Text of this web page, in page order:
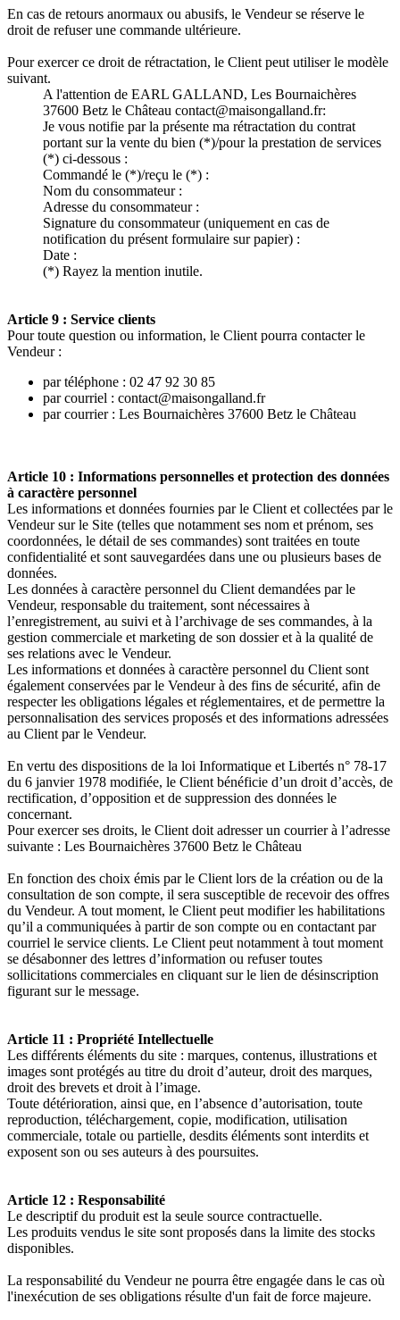
En cas de retours anormaux ou abusifs, le Vendeur se réserve le
droit de refuser une commande ultérieure.
Pour exercer ce droit de rétractation, le Client peut utiliser le modèle
suivant.
A l'attention de EARL GALLAND, Les Bournaichères
37600 Betz le Château contact@maisongalland.fr:
Je vous notifie par la présente ma rétractation du contrat
portant sur la vente du bien (*)/pour la prestation de services
(*) ci-dessous :
Commandé le (*)/reçu le (*) :
Nom du consommateur :
Adresse du consommateur :
Signature du consommateur (uniquement en cas de
notification du présent formulaire sur papier) :
Date :
(*) Rayez la mention inutile.
Article 9 : Service clients
Pour toute question ou information, le Client pourra contacter le
Vendeur :
par téléphone : 02 47 92 30 85
par courriel : contact@maisongalland.fr
par courrier : Les Bournaichères 37600 Betz le Château
Article 10 : Informations personnelles et protection des données
à caractère personnel
Les informations et données fournies par le Client et collectées par le
Vendeur sur le Site (telles que notamment ses nom et prénom, ses
coordonnées, le détail de ses commandes) sont traitées en toute
confidentialité et sont sauvegardées dans une ou plusieurs bases de
données.
Les données à caractère personnel du Client demandées par le
Vendeur, responsable du traitement, sont nécessaires à
l’enregistrement, au suivi et à l’archivage de ses commandes, à la
gestion commerciale et marketing de son dossier et à la qualité de
ses relations avec le Vendeur.
Les informations et données à caractère personnel du Client sont
également conservées par le Vendeur à des fins de sécurité, afin de
respecter les obligations légales et réglementaires, et de permettre la
personnalisation des services proposés et des informations adressées
au Client par le Vendeur.
En vertu des dispositions de la loi Informatique et Libertés n° 78-17
du 6 janvier 1978 modifiée, le Client bénéficie d’un droit d’accès, de
rectification, d’opposition et de suppression des données le
concernant.
Pour exercer ses droits, le Client doit adresser un courrier à l’adresse
suivante : Les Bournaichères 37600 Betz le Château
En fonction des choix émis par le Client lors de la création ou de la
consultation de son compte, il sera susceptible de recevoir des offres
du Vendeur. A tout moment, le Client peut modifier les habilitations
qu’il a communiquées à partir de son compte ou en contactant par
courriel le service clients. Le Client peut notamment à tout moment
se désabonner des lettres d’information ou refuser toutes
sollicitations commerciales en cliquant sur le lien de désinscription
figurant sur le message.
Article 11 : Propriété Intellectuelle
Les différents éléments du site : marques, contenus, illustrations et
images sont protégés au titre du droit d’auteur, droit des marques,
droit des brevets et droit à l’image.
Toute détérioration, ainsi que, en l’absence d’autorisation, toute
reproduction, téléchargement, copie, modification, utilisation
commerciale, totale ou partielle, desdits éléments sont interdits et
exposent son ou ses auteurs à des poursuites.
Article 12 : Responsabilité
Le descriptif du produit est la seule source contractuelle.
Les produits vendus le site sont proposés dans la limite des stocks
disponibles.
La responsabilité du Vendeur ne pourra être engagée dans le cas où
l'inexécution de ses obligations résulte d'un fait de force majeure.